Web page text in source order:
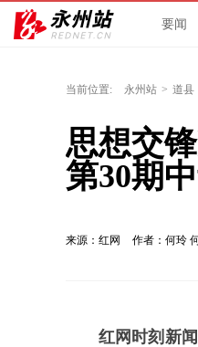
要闻
当前位置: 永州站 > 道县
思想交
第30期
来源：红网 作者：何玲
红网时刻新